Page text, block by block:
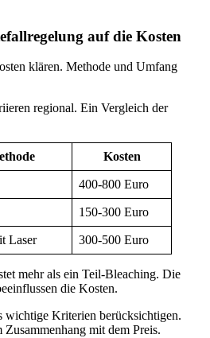
auf die Kosten
klären. Methode und Umfang
regional. Ein Vergleich der
Kosten
400-800 Euro
150-300 Euro
Laser 300-500 Euro
mehr als ein Teil-Bleaching. Die
die Kosten.
wichtige Kriterien berücksichtigen.
mit dem Preis.